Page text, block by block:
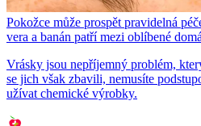
Pokožce může prospět pravidelná
vera a banán patří mezi oblíbené
Vrásky jsou nepříjemný problém,
se jich však zbavili, nemusíte
užívat chemické výrobky.